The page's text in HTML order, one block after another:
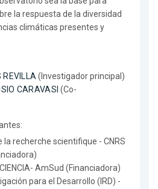
la respuesta de la diversidad
climáticas presentes y
REVILLA(Investigador principal)
CARAVASI (Co-
la recherche scientifique - CNRS
AmSud (Financiadora)
para el Desarrollo (IRD) -